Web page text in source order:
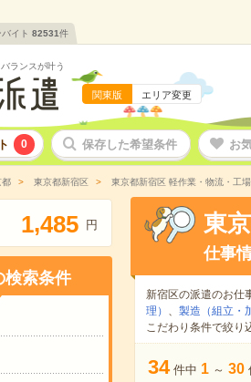
バイト 82531件
ランスが叶う
関東版 エリア変更
0 保存した希望条件 お
都 東京都新宿区 東京都新宿区 軽作業・物流・工
1,485 円
検索条件
東
仕事
新宿区の派遣のお仕
理） 、 製造（組立・
こだわり条件で絞り
34 件中 1 ～ 30